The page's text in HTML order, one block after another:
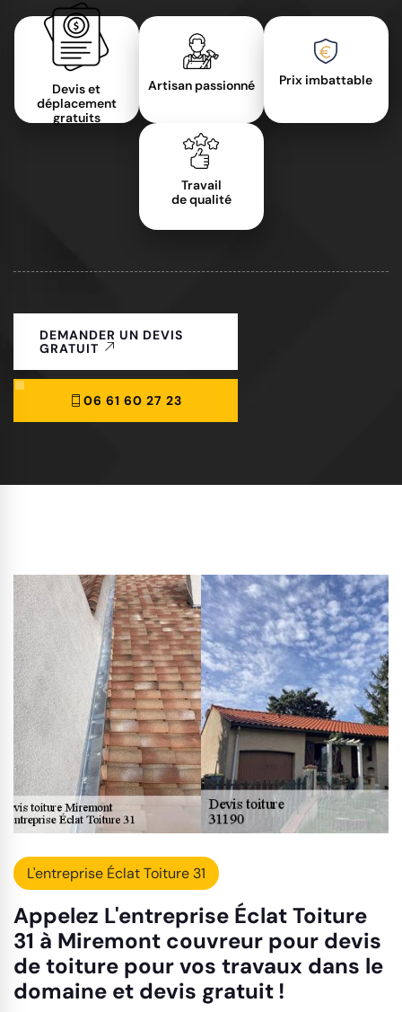
Devis et
déplacement
gratuits
Artisan passionné Prix imbattable
Travail
de qualité
DEMANDER UN DEVIS
GRATUIT
06 61 60 27 23
L'entreprise Éclat Toiture 31
Appelez L'entreprise Éclat Toiture
31 à Miremont couvreur pour devis
de toiture pour vos travaux dans le
domaine et devis gratuit !